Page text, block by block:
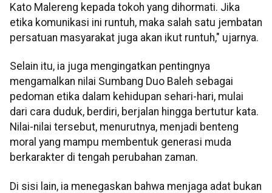
Kato Malereng kepada tokoh yang dihormati. Jika
etika komunikasi ini runtuh, maka salah satu jembatan
persatuan masyarakat juga akan ikut runtuh," ujarnya.
Selain itu, ia juga mengingatkan pentingnya
mengamalkan nilai Sumbang Duo Baleh sebagai
pedoman etika dalam kehidupan sehari-hari, mulai
dari cara duduk, berdiri, berjalan hingga bertutur kata.
Nilai-nilai tersebut, menurutnya, menjadi benteng
moral yang mampu membentuk generasi muda
berkarakter di tengah perubahan zaman.
Di sisi lain, ia menegaskan bahwa menjaga adat bukan